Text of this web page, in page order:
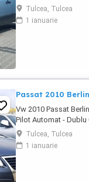
2.0benz 140cp SUV -
Functional - Full
Viper - Centralizata 2
Tulcea, Tulcea
1 ianuarie
Passat 2010
Vw 2010 Passat
Pilot Automat - Dublu
decuplabil - Sistem
Glass - Geamuri
Airbaguri frontale -
Tulcea, Tulcea
1 ianuarie